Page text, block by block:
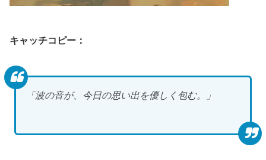
キャッチコピー：
「波の音が、今日の思い出を優しく包む。」